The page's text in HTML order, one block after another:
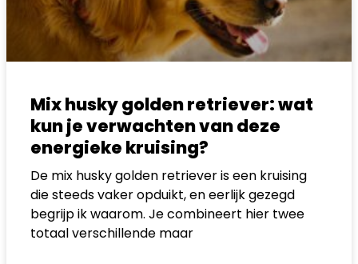
Mix husky golden retriever: wat
kun je verwachten van deze
energieke kruising?
De mix husky golden retriever is een kruising
die steeds vaker opduikt, en eerlijk gezegd
begrijp ik waarom. Je combineert hier twee
totaal verschillende maar